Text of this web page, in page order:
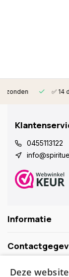
✅ 14 dagen
0455113122
Informatie
Deze